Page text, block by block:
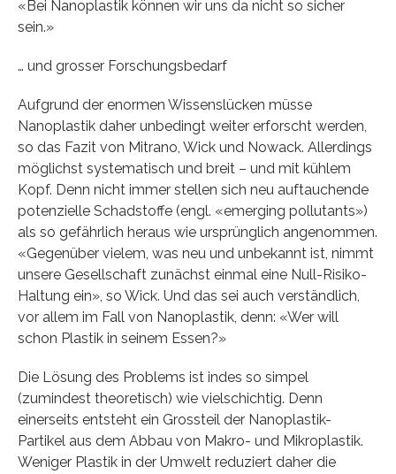
«Bei Nanoplastik können wir uns da nicht so sicher
sein.»
… und grosser Forschungsbedarf
Aufgrund der enormen Wissenslücken müsse
Nanoplastik daher unbedingt weiter erforscht werden,
so das Fazit von Mitrano, Wick und Nowack. Allerdings
möglichst systematisch und breit – und mit kühlem
Kopf. Denn nicht immer stellen sich neu auftauchende
potenzielle Schadstoffe (engl. «emerging pollutants»)
als so gefährlich heraus wie ursprünglich angenommen.
«Gegenüber vielem, was neu und unbekannt ist, nimmt
unsere Gesellschaft zunächst einmal eine Null-Risiko-
Haltung ein», so Wick. Und das sei auch verständlich,
vor allem im Fall von Nanoplastik, denn: «Wer will
schon Plastik in seinem Essen?»
Die Lösung des Problems ist indes so simpel
(zumindest theoretisch) wie vielschichtig. Denn
einerseits entsteht ein Grossteil der Nanoplastik-
Partikel aus dem Abbau von Makro- und Mikroplastik.
Weniger Plastik in der Umwelt reduziert daher die